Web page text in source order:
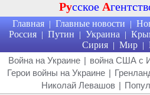
Русское А
Главная | Главные новости |
Россия | Путин | Украина |
Сирия | Мир |
Война на Украине | война США с
Герои войны на Украине |
Николай Левашов |